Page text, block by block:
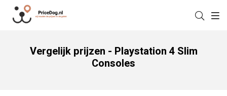
Vergelijk prijzen - Playstation 4 Slim
Consoles